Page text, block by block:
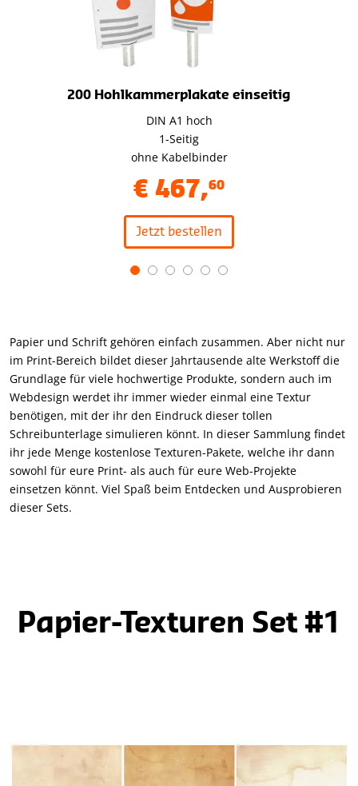
200 Hohlkammerplakate einseitig
DIN A1 hoch
1-Seitig
ohne Kabelbinder
€ 467,60
Jetzt bestellen
6
Papier und Schrift gehören einfach zusammen. Aber nicht nur
im Print-Bereich bildet dieser Jahrtausende alte Werkstoff die
Grundlage für viele hochwertige Produkte, sondern auch im
Webdesign werdet ihr immer wieder einmal eine Textur
benötigen, mit der ihr den Eindruck dieser tollen
Schreibunterlage simulieren könnt. In dieser Sammlung findet
ihr jede Menge kostenlose Texturen-Pakete, welche ihr dann
sowohl für eure Print- als auch für eure Web-Projekte
einsetzen könnt. Viel Spaß beim Entdecken und Ausprobieren
dieser Sets.
Papier-Texturen Set #1